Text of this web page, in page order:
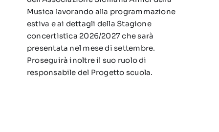
Musica lavorando alla programmazione
estiva e ai dettagli della Stagione
concertistica 2026/2027 che sarà
presentata nel mese di settembre.
Proseguirà inoltre il suo ruolo di
responsabile del Progetto scuola.